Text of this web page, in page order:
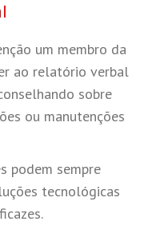
um membro da
ao relatório verbal
sobre
ou manutenções
podem sempre
tecnológicas